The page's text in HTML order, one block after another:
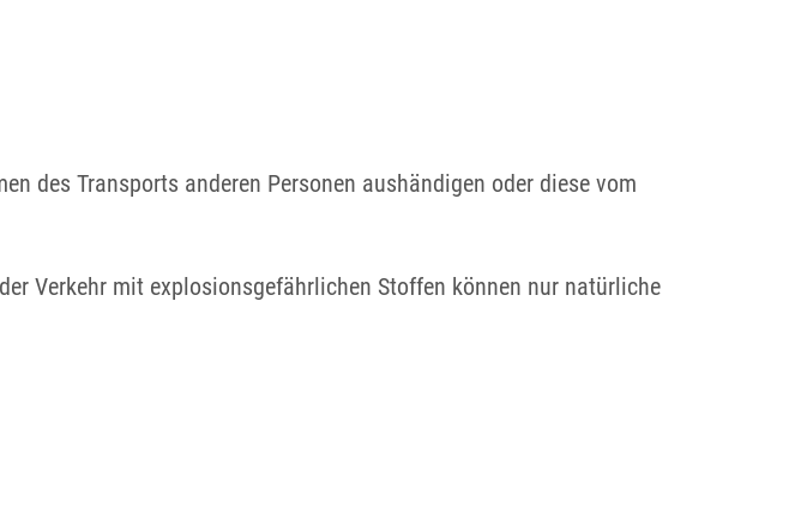
des Transports anderen Personen aushändigen oder diese vom
Verkehr mit explosionsgefährlichen Stoffen können nur natürliche